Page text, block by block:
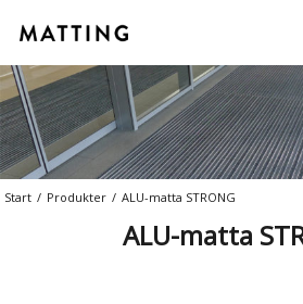
Start / Produkter / ALU-matta STRONG
ALU-matta